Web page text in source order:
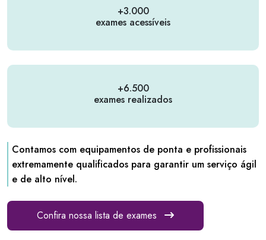
+3.000
exames acessíveis
+6.500
exames realizados
Contamos com equipamentos de ponta e profissionais
extremamente qualificados para garantir um serviço ágil
e de alto nível.
Confira nossa lista de exames